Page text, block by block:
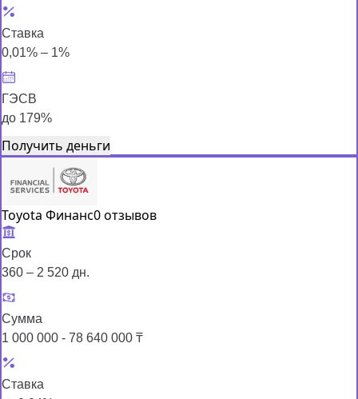
Ставка
0,01% – 1%
ГЭСВ
до 179%
Получить деньги
Toyota Финанс0 отзывов
Срок
360 – 2 520 дн.
Сумма
1 000 000 - 78 640 000 ₸
Ставка